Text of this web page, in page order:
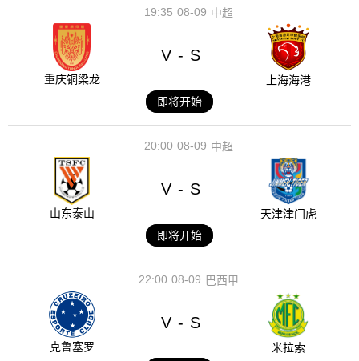
08-09
19:35 中超
重庆铜梁龙
V - S
上海海港
即将开始
08-09
20:00 中超
山东泰山
V - S
天津津门虎
即将开始
08-09
22:00 巴西甲
克鲁塞罗
V - S
米拉索